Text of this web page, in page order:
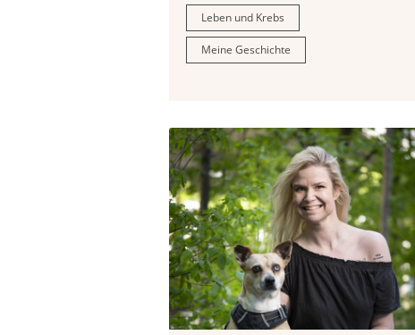
Leben und Krebs
Meine Geschichte